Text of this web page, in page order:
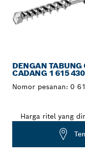
DENGAN
CADANG 1 615
Nomor pesanan: 0
Harga ritel yang